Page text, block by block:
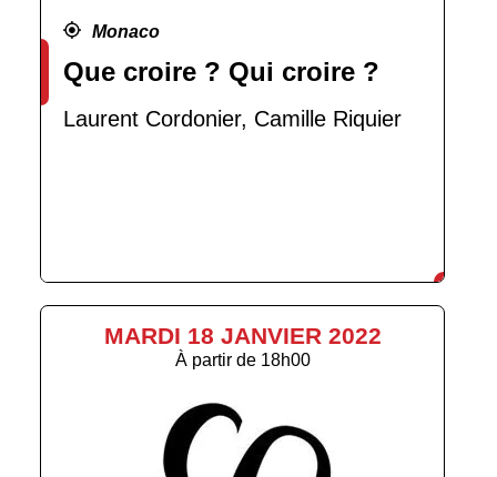
Monaco
Que croire ? Qui croire ?
Laurent Cordonier, Camille Riquier
MARDI 18 JANVIER 2022
À partir de 18h00